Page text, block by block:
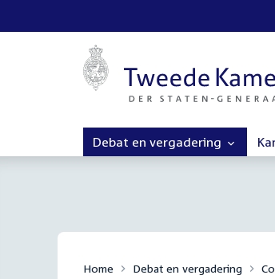
Debat en vergadering
Home Debat en vergadering